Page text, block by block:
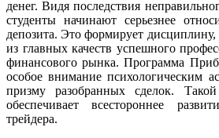
денег. Видя последствия
студенты начинают серьезнее
депозита. Это формирует дисциплину,
из главных качеств успешного
финансового рынка. Программа
особое внимание психологическим
призму разобранных сделок.
обеспечивает всестороннее
трейдера.